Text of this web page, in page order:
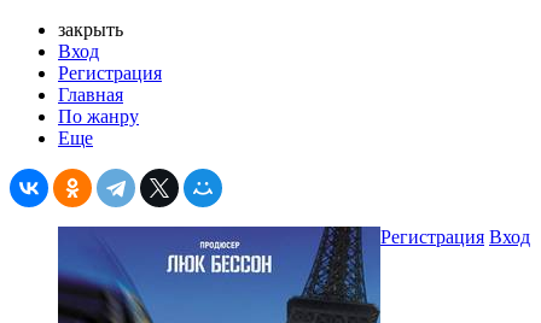
закрыть
Вход
Регистрация
Главная
По жанру
Еще
Регистрация Вход